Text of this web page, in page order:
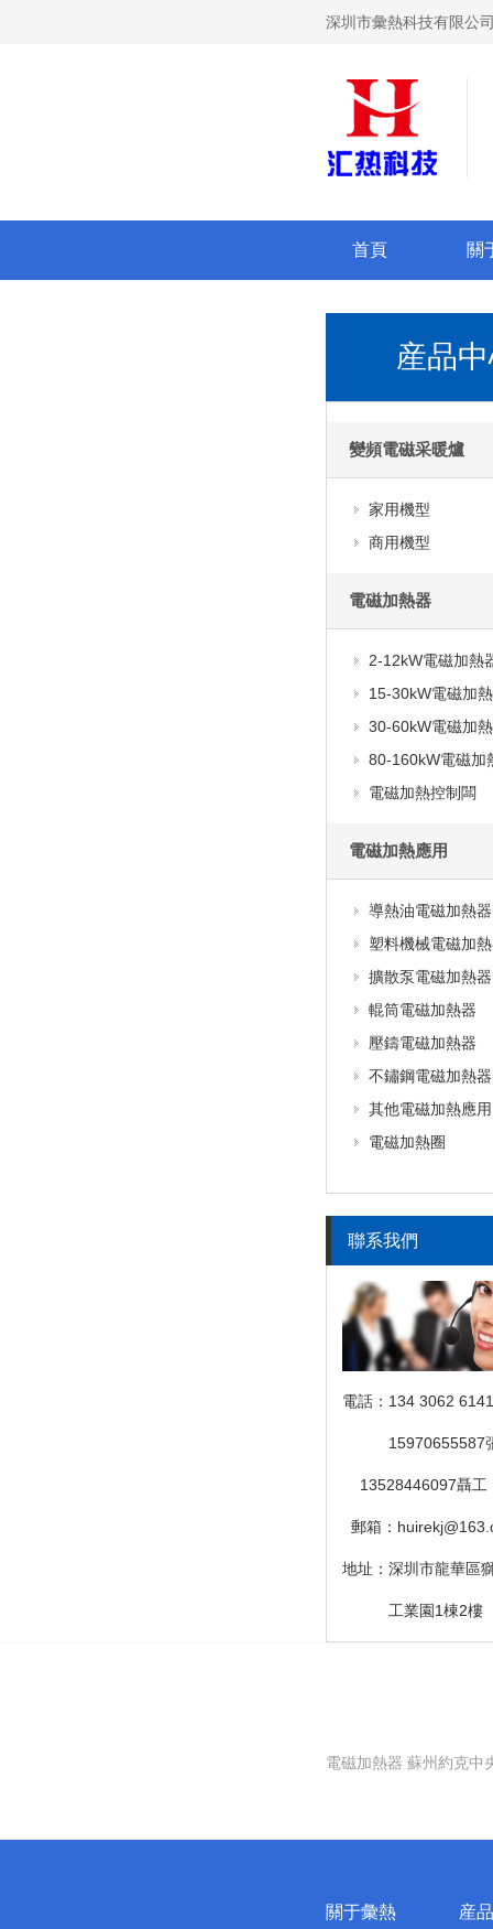
深圳市彙熱科技有限公
首頁 關
産品
變頻電磁采暖爐
家用機型
商用機型
電磁加熱器
2-12kW電磁加熱
15-30kW電磁加
30-60kW電磁加
80-160kW電磁加
電磁加熱控制闆
電磁加熱應用
導熱油電磁加熱器
塑料機械電磁加
擴散泵電磁加熱器
輥筒電磁加熱器
壓鑄電磁加熱器
不鏽鋼電磁加熱器
其他電磁加熱應用
電磁加熱圈
聯系我們
電話：134 3062
15970655587
13528446097聶工
郵箱：
地址：深圳市龍華區
工業園1棟2樓
電磁加熱器 蘇州約克中
關于彙熱 産